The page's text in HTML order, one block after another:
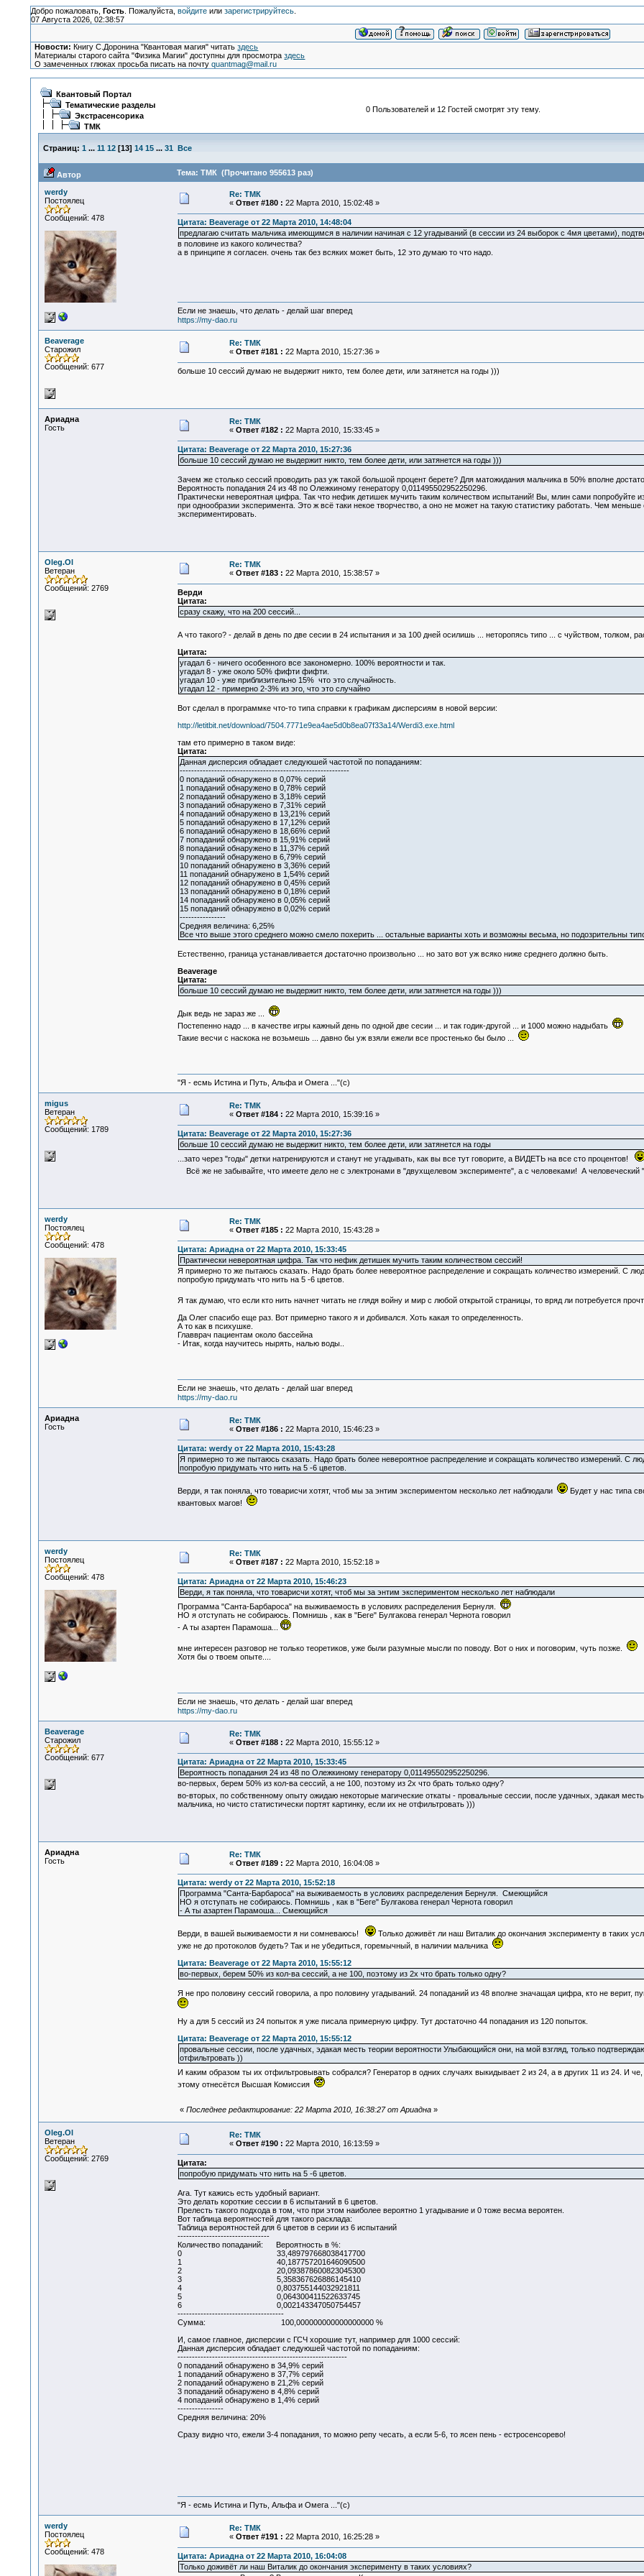
Добро пожаловать, Гость. Пожалуйста, войдитеили зарегистрируйтесь.
07 Августа 2026, 02:38:57
Новости: Книгу С.Доронина "Квантовая магия" читатьздесь
Материалы старого сайта "Физика Магии" доступны для просмотраздесь
О замеченных глюках просьба писать на почтуquantmag@mail.ru
Квантовый Портал
Тематические разделы
Экстрасенсорика
ТМК
0 Пользователей и 12 Гостей смотрят эту тему.
Страниц: 1 ... 11 12[13] 14 15 ... 31 Все
Автор Тема: ТМК (Прочитано 955613 раз)
werdy
Постоялец
Сообщений: 478
Re: ТМК
« Ответ #180 : 22 Марта 2010, 15:02:48 »
Цитата: Beaverage от 22 Марта 2010, 14:48:04
предлагаю считать мальчика имеющимся в наличии начиная с 12 угадываний (в сессии из 24 выборок с 4мя цветами),
в половине из какого количества?
а в принципе я согласен. очень так без всяких может быть, 12 это думаю то что надо.
Если не знаешь, что делать - делай шаг вперед
https://my-dao.ru
Beaverage
Старожил
Сообщений: 677
Re: ТМК
« Ответ #181 : 22 Марта 2010, 15:27:36 »
больше 10 сессий думаю не выдержит никто, тем более дети, или затянется на годы )))
Ариадна
Гость
Re: ТМК
« Ответ #182 : 22 Марта 2010, 15:33:45 »
Цитата: Beaverage от 22 Марта 2010, 15:27:36
больше 10 сессий думаю не выдержит никто, тем более дети, или затянется на годы )))
Зачем же столько сессий проводить раз уж такой большой процент берете? Для матожидания мальчика в 50% вполне
Вероятность попадания 24 из 48 по Олежкиному генератору 0,011495502952250296.
Практически невероятная цифра. Так что нефик детишек мучить таким количеством испытаний! Вы, млин сами попробуйте
при однообразии эксперимента. Это ж всё таки некое творчество, а оно не может на такую статистику работать. Чем
экспериментировать.
Oleg.Ol
Ветеран
Сообщений: 2769
Re: ТМК
« Ответ #183 : 22 Марта 2010, 15:38:57 »
Верди
Цитата:
сразу скажу, что на 200 сессий...
А что такого? - делай в день по две сесии в 24 испытания и за 100 дней осилишь ... неторопясь типо ... с чуйством, толком,
Цитата:
угадал 6 - ничего особенного все закономерно. 100% вероятности и так.
угадал 8 - уже около 50% фифти фифти.
угадал 10 - уже приблизительно 15% что это случайность.
угадал 12 - примерно 2-3% из эго, что это случайно
Вот сделал в программке что-то типа справки к графикам дисперсиям в новой версии:
http://letitbit.net/download/7504.7771e9ea4ae5d0b8ea07f33a14/Werdi3.exe.html
там ето примерно в таком виде:
Цитата:
Данная дисперсия обладает следуюшей частотой по попаданиям:
-----------------------------------------------------------
0 попаданий обнаружено в 0,07% серий
1 попаданий обнаружено в 0,78% серий
2 попаданий обнаружено в 3,18% серий
3 попаданий обнаружено в 7,31% серий
4 попаданий обнаружено в 13,21% серий
5 попаданий обнаружено в 17,12% серий
6 попаданий обнаружено в 18,66% серий
7 попаданий обнаружено в 15,91% серий
8 попаданий обнаружено в 11,37% серий
9 попаданий обнаружено в 6,79% серий
10 попаданий обнаружено в 3,36% серий
11 попаданий обнаружено в 1,54% серий
12 попаданий обнаружено в 0,45% серий
13 попаданий обнаружено в 0,18% серий
14 попаданий обнаружено в 0,05% серий
15 попаданий обнаружено в 0,02% серий
----------------
Средняя величина: 6,25%
Все что выше этого среднего можно смело похерить ... остальные варианты хоть и возможны весьма, но подозрительны
Естественно, граница устанавливается достаточно произвольно ... но зато вот уж всяко ниже среднего должно быть.
Beaverage
Цитата:
больше 10 сессий думаю не выдержит никто, тем более дети, или затянется на годы )))
Дык ведь не зараз же ...
Постепенно надо ... в качестве игры кажный день по одной две сесии ... и так годик-другой ... и 1000 можно надыбать
Такие весчи с наскока не возьмешь ... давно бы уж взяли ежели все простенько бы было ...
"Я - есмь Истина и Путь, Альфа и Омега ..."(с)
migus
Ветеран
Сообщений: 1789
Re: ТМК
« Ответ #184 : 22 Марта 2010, 15:39:16 »
Цитата: Beaverage от 22 Марта 2010, 15:27:36
больше 10 сессий думаю не выдержит никто, тем более дети, или затянется на годы
...зато через "годы" детки натренируются и станут не угадывать, как вы все тут говорите, а ВИДЕТЬ на все сто процентов!
Всё же не забывайте, что имеете дело не с электронами в "двухщелевом эксперименте", а с человеками! А
werdy
Постоялец
Сообщений: 478
Re: ТМК
« Ответ #185 : 22 Марта 2010, 15:43:28 »
Цитата: Ариадна от 22 Марта 2010, 15:33:45
Практически невероятная цифра. Так что нефик детишек мучить таким количеством сессий!
Я примерно то же пытаюсь сказать. Надо брать более невероятное распределение и сокращать количество измерений. С
попробую придумать что нить на 5 -6 цветов.
Я так думаю, что если кто нить начнет читать не глядя войну и мир с любой открытой страницы, то вряд ли потребуется
Да Олег спасибо еще раз. Вот примерно такого я и добивался. Хоть какая то определенность.
А то как в психушке.
Главврач пациентам около бассейна
- Итак, когда научитесь нырять, налью воды..
Если не знаешь, что делать - делай шаг вперед
https://my-dao.ru
Ариадна
Гость
Re: ТМК
« Ответ #186 : 22 Марта 2010, 15:46:23 »
Цитата: werdy от 22 Марта 2010, 15:43:28
Я примерно то же пытаюсь сказать. Надо брать более невероятное распределение и сокращать количество измерений. С
попробую придумать что нить на 5 -6 цветов.
Верди, я так поняла, что товарисчи хотят, чтоб мы за энтим экспериментом несколько лет наблюдали
Будет у нас типа
квантовых магов!
werdy
Постоялец
Сообщений: 478
Re: ТМК
« Ответ #187 : 22 Марта 2010, 15:52:18 »
Цитата: Ариадна от 22 Марта 2010, 15:46:23
Верди, я так поняла, что товарисчи хотят, чтоб мы за энтим экспериментом несколько лет наблюдали
Программа "Санта-Барбароса" на выживаемость в условиях распределения Бернуля.
НО я отступать не собираюсь. Помнишь , как в "Беге" Булгакова генерал Чернота говорил
- А ты азартен Парамоша...
мне интересен разговор не только теоретиков, уже были разумные мысли по поводу. Вот о них и поговорим, чуть позже.
Хотя бы о твоем опыте....
Если не знаешь, что делать - делай шаг вперед
https://my-dao.ru
Beaverage
Старожил
Сообщений: 677
Re: ТМК
« Ответ #188 : 22 Марта 2010, 15:55:12 »
Цитата: Ариадна от 22 Марта 2010, 15:33:45
Вероятность попадания 24 из 48 по Олежкиному генератору 0,011495502952250296.
во-первых, берем 50% из кол-ва сессий, а не 100, поэтому из 2х что брать только одну?
во-вторых, по собственному опыту ожидаю некоторые магические откаты - провальные сессии, после удачных, эдакая
мальчика, но чисто статистически портят картинку, если их не отфильтровать )))
Ариадна
Гость
Re: ТМК
« Ответ #189 : 22 Марта 2010, 16:04:08 »
Цитата: werdy от 22 Марта 2010, 15:52:18
Программа "Санта-Барбароса" на выживаемость в условиях распределения Бернуля. Смеющийся
НО я отступать не собираюсь. Помнишь , как в "Беге" Булгакова генерал Чернота говорил
- А ты азартен Парамоша... Смеющийся
Верди, в вашей выживаемости я ни сомневаюсь!
Только доживёт ли наш Виталик до окончания эксперименту в таких
уже не до протоколов будеть? Так и не убедиться, горемычный, в наличии мальчика
Цитата: Beaverage от 22 Марта 2010, 15:55:12
во-первых, берем 50% из кол-ва сессий, а не 100, поэтому из 2х что брать только одну?
Я не про половину сессий говорила, а про половину угадываний. 24 попаданий из 48 вполне значащая цифра, кто не верит,
Ну а для 5 сессий из 24 попыток я уже писала примерную цифру. Тут достаточно 44 попадания из 120 попыток.
Цитата: Beaverage от 22 Марта 2010, 15:55:12
провальные сессии, после удачных, эдакая месть теории вероятности Улыбающийся они, на мой взгляд, только
отфильтровать ))
И каким образом ты их отфильтровывать собрался? Генератор в одних случаях выкидывает 2 из 24, а в других 11 из 24. И
этому отнесётся Высшая Комиссия
« Последнее редактирование: 22 Марта 2010, 16:38:27 от Ариадна»
Oleg.Ol
Ветеран
Сообщений: 2769
Re: ТМК
« Ответ #190 : 22 Марта 2010, 16:13:59 »
Цитата:
попробую придумать что нить на 5 -6 цветов.
Ага. Тут кажись есть удобный вариант.
Это делать короткие сессии в 6 испытаний в 6 цветов.
Прелесть такого подхода в том, что при этом наиболее вероятно 1 угадывание и 0 тоже весма вероятен.
Вот таблица вероятностей для такого расклада:
Таблица вероятностей для 6 цветов в серии из 6 испытаний
--------------------------------
Количество попаданий: Вероятность в %:
0 33,489797668038417700
1 40,187757201646090500
2 20,093878600823045300
3 5,358367626886145410
4 0,803755144032921811
5 0,064300411522633745
6 0,002143347050754457
-------------------------------------
Сумма: 100,000000000000000000 %
И, самое главное, дисперсии с ГСЧ хорошие тут, например для 1000 сессий:
Данная дисперсия обладает следуюшей частотой по попаданиям:
-----------------------------------------------------------
0 попаданий обнаружено в 34,9% серий
1 попаданий обнаружено в 37,7% серий
2 попаданий обнаружено в 21,2% серий
3 попаданий обнаружено в 4,8% серий
4 попаданий обнаружено в 1,4% серий
----------------
Средняя величина: 20%
Сразу видно что, ежели 3-4 попадания, то можно репу чесать, а если 5-6, то ясен пень - естросенсорево!
"Я - есмь Истина и Путь, Альфа и Омега ..."(с)
werdy
Постоялец
Сообщений: 478
Re: ТМК
« Ответ #191 : 22 Марта 2010, 16:25:28 »
Цитата: Ариадна от 22 Марта 2010, 16:04:08
Только доживёт ли наш Виталик до окончания эксперименту в таких условиях?